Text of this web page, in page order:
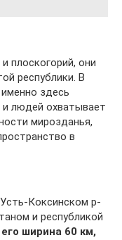
плоскогорий, они
республики. В
здесь
людей охватывает
мирозданья,
в
Коксинском р-
и республикой
ширина 60 км,